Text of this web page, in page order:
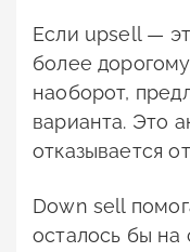
Если upsell —
более
наоборот,
варианта. Это
отказывается
Down sell
осталось бы на